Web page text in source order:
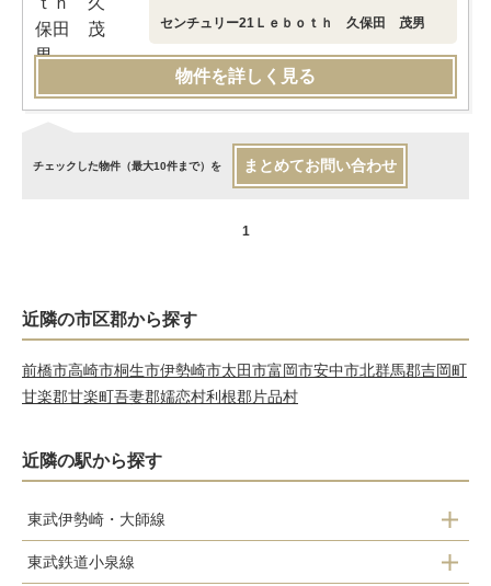
センチュリー21Ｌｅｂｏｔｈ 久保田 茂男
物件を詳しく見る
チェックした物件（最大10件まで）を まとめてお問い合わせ
1
近隣の市区郡から探す
前橋市高崎市桐生市伊勢崎市太田市富岡市安中市北群馬郡吉岡町
甘楽郡甘楽町吾妻郡嬬恋村利根郡片品村
近隣の駅から探す
東武伊勢崎・大師線
川俣
東武鉄道小泉線